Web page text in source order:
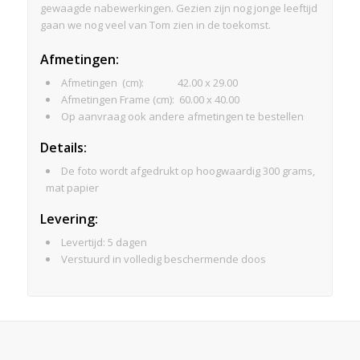
gewaagde nabewerkingen. Gezien zijn nog jonge leeftijd
gaan we nog veel van Tom zien in de toekomst.
Afmetingen:
Afmetingen (cm): 42.00 x 29.00
Afmetingen Frame (cm): 60.00 x 40.00
Op aanvraag ook andere afmetingen te bestellen
Details:
De foto wordt afgedrukt op hoogwaardig 300 grams,
mat papier
Levering:
Levertijd: 5 dagen
Verstuurd in volledig beschermende doos